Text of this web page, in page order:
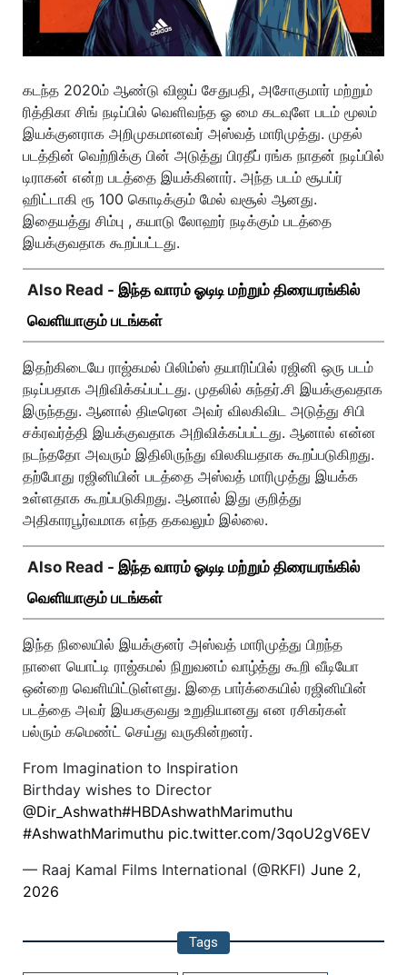
கடந்த 2020ம் ஆண்டு விஜய் சேதுபதி, அசோகுமார் மற்றும்
ரித்திகா சிங் நடிப்பில் வெளிவந்த ஓ மை கடவுளே படம் மூலம்
இயக்குனராக அறிமுகமானவர் அஸ்வத் மாரிமுத்து. முதல்
படத்தின் வெற்றிக்கு பின் அடுத்து பிரதீப் ரங்க நாதன் நடிப்பில்
டிராகன் என்ற படத்தை இயக்கினார். அந்த படம் சூபப்ர்
ஹிட்டாகி ரூ 100 கொடிக்கும் மேல் வசூல் ஆனது.
இதையத்து சிம்பு , கயாடு லோஹர் நடிக்கும் படத்தை
இயக்குவதாக கூறப்பட்டது.
Also Read - இந்த வாரம் ஓடிடி மற்றும் திரையரங்கில்
வெளியாகும் படங்கள்
இதற்கிடையே ராஜ்கமல் பிலிம்ஸ் தயாரிப்பில் ரஜினி ஒரு படம்
நடிப்பதாக அறிவிக்கப்பட்டது. முதலில் சுந்தர்.சி இயக்குவதாக
இருந்தது. ஆனால் திடீரென அவர் விலகிவிட அடுத்து சிபி
சக்ரவர்த்தி இயக்குவதாக அறிவிக்கப்பட்டது. ஆனால் என்ன
நடந்ததோ அவரும் இதிலிருந்து விலகியதாக கூறப்படுகிறது.
தற்போது ரஜினியின் படத்தை அஸ்வத் மாரிமுத்து இயக்க
உள்ளதாக கூறப்படுகிறது. ஆனால் இது குறித்து
அதிகாரபூர்வமாக எந்த தகவலும் இல்லை.
Also Read - இந்த வாரம் ஓடிடி மற்றும் திரையரங்கில்
வெளியாகும் படங்கள்
இந்த நிலையில் இயக்குனர் அஸ்வத் மாரிமுத்து பிறந்த
நாளை யொட்டி ராஜ்கமல் நிறுவனம் வாழ்த்து கூறி வீடியோ
ஒன்றை வெளியிட்டுள்ளது. இதை பார்க்கையில் ரஜினியின்
படத்தை அவர் இயககுவது உறுதியானது என ரசிகர்கள்
பல்ரும் கமெண்ட் செய்து வருகின்றனர்.
From Imagination to Inspiration
Birthday wishes to Director
@Dir_Ashwath#HBDAshwathMarimuthu
#AshwathMarimuthu pic.twitter.com/3qoU2gV6EV
— Raaj Kamal Films International (@RKFI) June 2,
2026
Tags